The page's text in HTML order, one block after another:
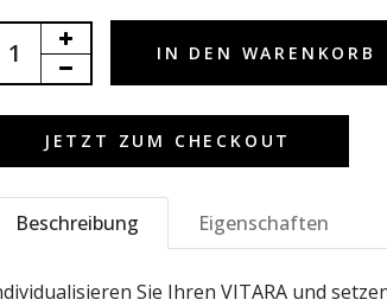
IN DEN WARENKORB
JETZT ZUM CHECKOUT
Beschreibung
Sie Ihren VITARA und
Eigenschaften